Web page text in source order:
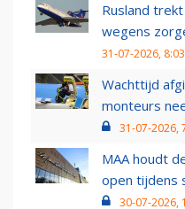
Rusland
wegens
31-07-2026, 8:03
Wachttijd
monteurs
31-07-2026,
MAA houdt
open tijdens
30-07-2026,